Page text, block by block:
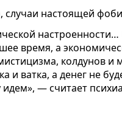
случаи настоящей
время, а
колдунов и
и ватка, а денег не
— считает